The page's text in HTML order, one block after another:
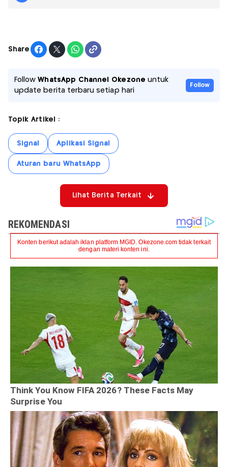
Share
FollowWhatsApp Channel Okezone untuk
update berita terbaru setiap hari
Follow
Topik Artikel :
Signal Aplikasi Signal
Aturan baru WhatsApp
Lihat Berita Terkait